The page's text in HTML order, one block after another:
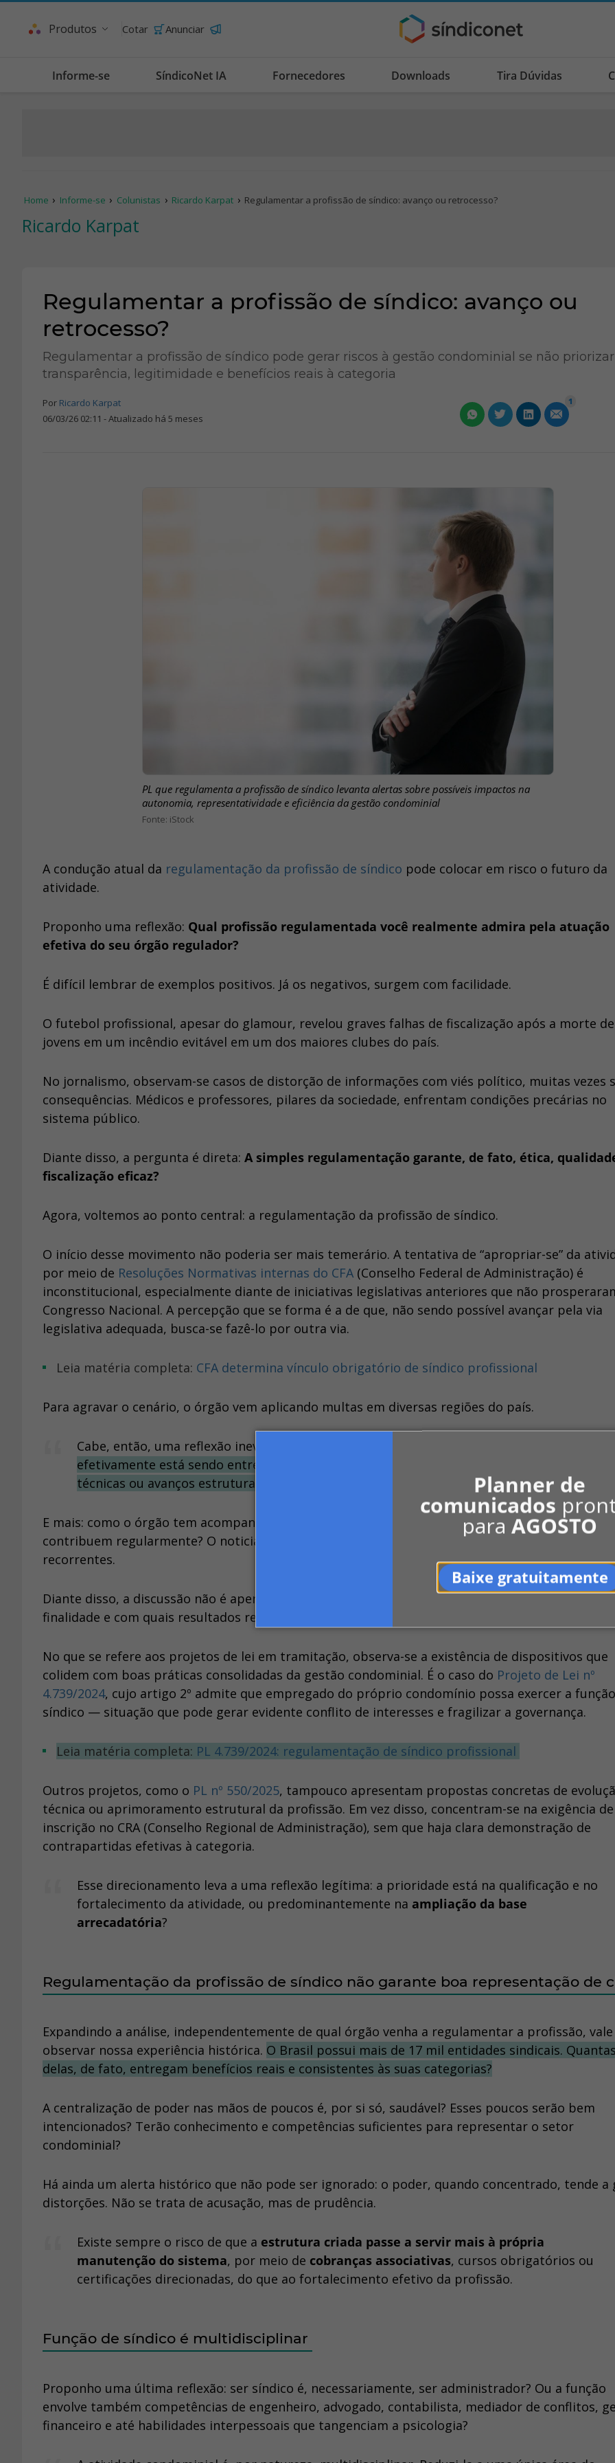
Planner de
comunicados
paraAGOSTO
Baixe gratuitamente
Produtos Cotar Anunciar
Informe-se SíndicoNet IA Fornecedores Downloads Tira Dúvidas
Home Informe-se Colunistas Ricardo Karpat Regulamentar a profissão de síndico: avanço ou retrocesso?
Ricardo Karpat
Regulamentar a profissão de síndico: avanço ou
retrocesso?
Regulamentar a profissão de síndico pode gerar riscos à gestão condominial se não priorizar
transparência, legitimidade e benefícios reais à categoria
Por Ricardo Karpat
06/03/26 02:11 - Atualizado há 5 meses
1
PL que regulamenta a profissão de síndico levanta alertas sobre possíveis impactos na
autonomia, representatividade e eficiência da gestão condominial
iStock
A condução atual da regulamentação da profissão de síndico pode colocar em risco o futuro da
atividade.
Proponho uma reflexão: Qual profissão regulamentada você realmente admira pela atuação
efetiva do seu órgão regulador?
É difícil lembrar de exemplos positivos. Já os negativos, surgem com facilidade.
O futebol profissional, apesar do glamour, revelou graves falhas de fiscalização após a morte
jovens em um incêndio evitável em um dos maiores clubes do país.
No jornalismo, observam-se casos de distorção de informações com viés político, muitas vezes
consequências. Médicos e professores, pilares da sociedade, enfrentam condições precárias no
sistema público.
Diante disso, a pergunta é direta: A simples regulamentação garante, de fato, ética,
fiscalização eficaz?
Agora, voltemos ao ponto central: a regulamentação da profissão de síndico.
O início desse movimento não poderia ser mais temerário. A tentativa de “apropriar-se” da
por meio de Resoluções Normativas internas do CFA (Conselho Federal de Administração) é
inconstitucional, especialmente diante de iniciativas legislativas anteriores que não
Congresso Nacional. A percepção que se forma é a de que, não sendo possível avançar pela via
legislativa adequada, busca-se fazê-lo por outra via.
Leia matéria completa: CFA determina vínculo obrigatório de síndico profissional
Para agravar o cenário, o órgão vem aplicando multas em diversas regiões do país.
Cabe, então, uma reflexão inevitável:
efetivamente está sendo entregue à classe?
técnicas ou avanços estruturais foram apresentados?
E mais: como o órgão tem acompanhado e fiscalizado as administradoras que se registram e
contribuem regularmente? O noticiário recente evidencia que os problemas no setor continuam
recorrentes.
Diante disso, a discussão não é apenas sobre regulamentar, mas sobre como regulamentar, com
finalidade e com quais resultados reais para a sociedade e para os profissionais.
No que se refere aos projetos de lei em tramitação, observa-se a existência de dispositivos que
colidem com boas práticas consolidadas da gestão condominial. É o caso do Projeto de Lei nº
4.739/2024, cujo artigo 2º admite que empregado do próprio condomínio possa exercer a
síndico — situação que pode gerar evidente conflito de interesses e fragilizar a governança.
Leia matéria completa: PL 4.739/2024: regulamentação de síndico profissional
Outros projetos, como o PL nº 550/2025, tampouco apresentam propostas concretas de
técnica ou aprimoramento estrutural da profissão. Em vez disso, concentram-se na exigência de
inscrição no CRA (Conselho Regional de Administração), sem que haja clara demonstração de
contrapartidas efetivas à categoria.
Esse direcionamento leva a uma reflexão legítima: a prioridade está na qualificação e no
fortalecimento da atividade, ou predominantemente na ampliação da base
arrecadatória?
Regulamentação da profissão de síndico não garante boa representação de
Expandindo a análise, independentemente de qual órgão venha a regulamentar a profissão, vale
observar nossa experiência histórica. O Brasil possui mais de 17 mil entidades sindicais. Quantas
delas, de fato, entregam benefícios reais e consistentes às suas categorias?
A centralização de poder nas mãos de poucos é, por si só, saudável? Esses poucos serão bem
intencionados? Terão conhecimento e competências suficientes para representar o setor
condominial?
Há ainda um alerta histórico que não pode ser ignorado: o poder, quando concentrado, tende a
distorções. Não se trata de acusação, mas de prudência.
Existe sempre o risco de que a estrutura criada passe a servir mais à própria
manutenção do sistema, por meio de cobranças associativas, cursos obrigatórios ou
certificações direcionadas, do que ao fortalecimento efetivo da profissão.
Função de síndico é multidisciplinar
Proponho uma última reflexão: ser síndico é, necessariamente, ser administrador? Ou a função
envolve também competências de engenheiro, advogado, contabilista, mediador de conflitos,
financeiro e até habilidades interpessoais que tangenciam a psicologia?